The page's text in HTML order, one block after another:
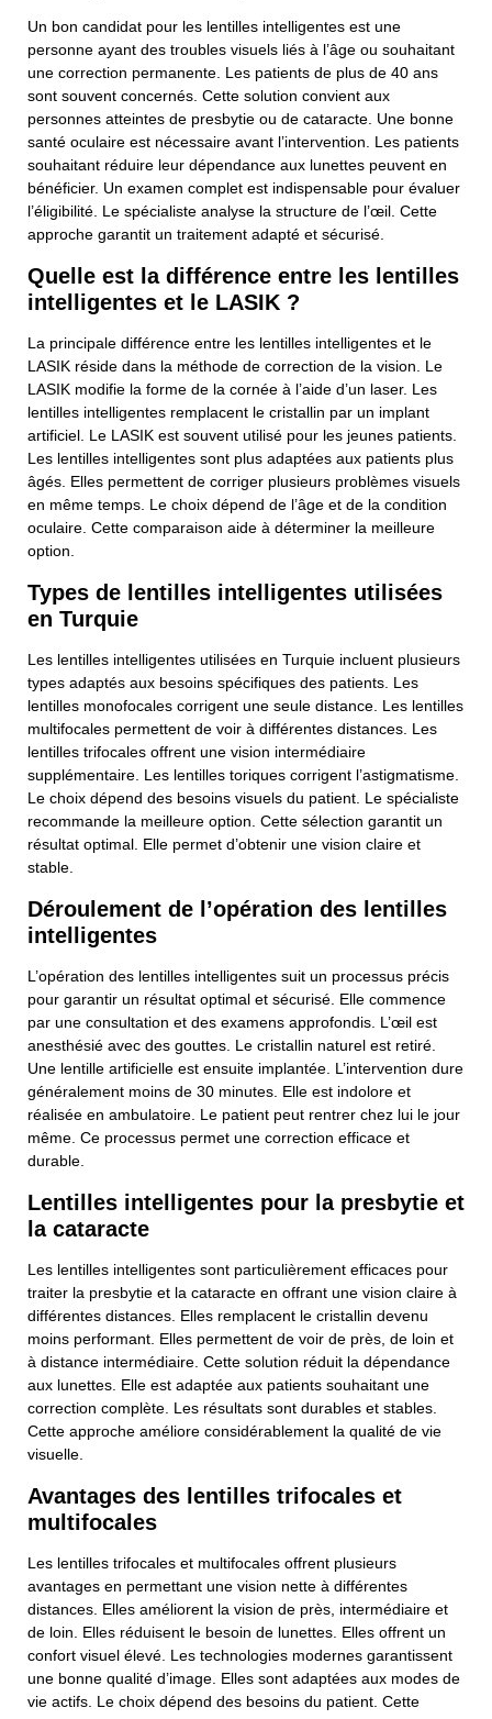
Un bon candidat pour les lentilles intelligentes est une
personne ayant des troubles visuels liés à l’âge ou souhaitant
une correction permanente. Les patients de plus de 40 ans
sont souvent concernés. Cette solution convient aux
personnes atteintes de presbytie ou de cataracte. Une bonne
santé oculaire est nécessaire avant l’intervention. Les patients
souhaitant réduire leur dépendance aux lunettes peuvent en
bénéficier. Un examen complet est indispensable pour évaluer
l’éligibilité. Le spécialiste analyse la structure de l’œil. Cette
approche garantit un traitement adapté et sécurisé.
Quelle est la différence entre les lentilles
intelligentes et le LASIK ?
La principale différence entre les lentilles intelligentes et le
LASIK réside dans la méthode de correction de la vision. Le
LASIK modifie la forme de la cornée à l’aide d’un laser. Les
lentilles intelligentes remplacent le cristallin par un implant
artificiel. Le LASIK est souvent utilisé pour les jeunes patients.
Les lentilles intelligentes sont plus adaptées aux patients plus
âgés. Elles permettent de corriger plusieurs problèmes visuels
en même temps. Le choix dépend de l’âge et de la condition
oculaire. Cette comparaison aide à déterminer la meilleure
option.
Types de lentilles intelligentes utilisées
en Turquie
Les lentilles intelligentes utilisées en Turquie incluent plusieurs
types adaptés aux besoins spécifiques des patients. Les
lentilles monofocales corrigent une seule distance. Les lentilles
multifocales permettent de voir à différentes distances. Les
lentilles trifocales offrent une vision intermédiaire
supplémentaire. Les lentilles toriques corrigent l’astigmatisme.
Le choix dépend des besoins visuels du patient. Le spécialiste
recommande la meilleure option. Cette sélection garantit un
résultat optimal. Elle permet d’obtenir une vision claire et
stable.
Déroulement de l’opération des lentilles
intelligentes
L’opération des lentilles intelligentes suit un processus précis
pour garantir un résultat optimal et sécurisé. Elle commence
par une consultation et des examens approfondis. L’œil est
anesthésié avec des gouttes. Le cristallin naturel est retiré.
Une lentille artificielle est ensuite implantée. L’intervention dure
généralement moins de 30 minutes. Elle est indolore et
réalisée en ambulatoire. Le patient peut rentrer chez lui le jour
même. Ce processus permet une correction efficace et
durable.
Lentilles intelligentes pour la presbytie et
la cataracte
Les lentilles intelligentes sont particulièrement efficaces pour
traiter la presbytie et la cataracte en offrant une vision claire à
différentes distances. Elles remplacent le cristallin devenu
moins performant. Elles permettent de voir de près, de loin et
à distance intermédiaire. Cette solution réduit la dépendance
aux lunettes. Elle est adaptée aux patients souhaitant une
correction complète. Les résultats sont durables et stables.
Cette approche améliore considérablement la qualité de vie
visuelle.
Avantages des lentilles trifocales et
multifocales
Les lentilles trifocales et multifocales offrent plusieurs
avantages en permettant une vision nette à différentes
distances. Elles améliorent la vision de près, intermédiaire et
de loin. Elles réduisent le besoin de lunettes. Elles offrent un
confort visuel élevé. Les technologies modernes garantissent
une bonne qualité d’image. Elles sont adaptées aux modes de
vie actifs. Le choix dépend des besoins du patient. Cette